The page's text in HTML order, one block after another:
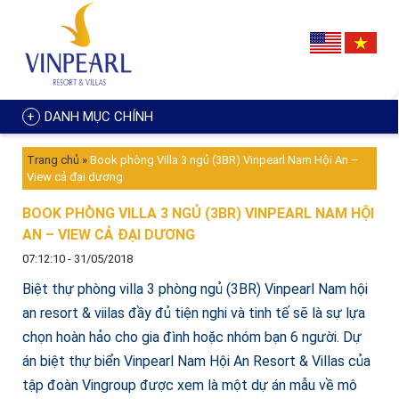
DANH MỤC CHÍNH
Trang chủ » Book phòng Villa 3 ngủ (3BR) Vinpearl Nam Hội An –
View cả đại dương
BOOK PHÒNG VILLA 3 NGỦ (3BR) VINPEARL NAM HỘI
AN – VIEW CẢ ĐẠI DƯƠNG
07:12:10 - 31/05/2018
Biệt thự phòng villa 3 phòng ngủ (3BR) Vinpearl Nam hội
an resort & viilas đầy đủ tiện nghi và tinh tế sẽ là sự lựa
chọn hoàn hảo cho gia đình hoặc nhóm bạn 6 người. Dự
án biệt thự biển Vinpearl Nam Hội An Resort & Villas của
tập đoàn Vingroup được xem là một dự án mẫu về mô